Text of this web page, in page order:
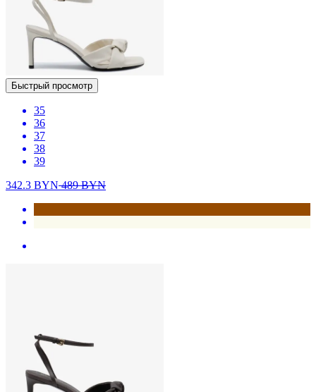
Быстрый просмотр
35
36
37
38
39
342.3 BYN489BYN